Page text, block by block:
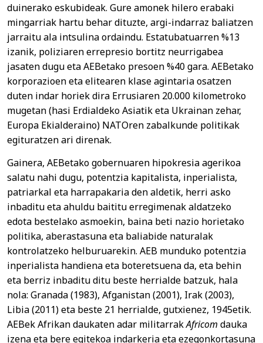
duinerako eskubideak. Gure amonek hilero erabaki
mingarriak hartu behar dituzte, argi-indarraz baliatzen
jarraitu ala intsulina ordaindu. Estatubatuarren %13
izanik, poliziaren errepresio bortitz neurrigabea
jasaten dugu eta AEBetako presoen %40 gara. AEBetako
korporazioen eta elitearen klase agintaria osatzen
duten indar horiek dira Errusiaren 20.000 kilometroko
mugetan (hasi Erdialdeko Asiatik eta Ukrainan zehar,
Europa Ekialderaino) NATOren zabalkunde politikak
egituratzen ari direnak.
Gainera, AEBetako gobernuaren hipokresia agerikoa
salatu nahi dugu, potentzia kapitalista, inperialista,
patriarkal eta harrapakaria den aldetik, herri asko
inbaditu eta ahuldu baititu erregimenak aldatzeko
edota bestelako asmoekin, baina beti nazio horietako
politika, aberastasuna eta baliabide naturalak
kontrolatzeko helburuarekin. AEB munduko potentzia
inperialista handiena eta boteretsuena da, eta behin
eta berriz inbaditu ditu beste herrialde batzuk, hala
nola: Granada (1983), Afganistan (2001), Irak (2003),
Libia (2011) eta beste 21 herrialde, gutxienez, 1945etik.
AEBek Afrikan daukaten adar militarrakAfricom dauka
izena eta bere egitekoa indarkeria eta ezegonkortasuna